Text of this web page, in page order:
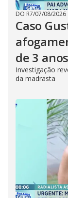
DO R7/07/08/2026
Caso
de 3 anos
Investigação
da madrasta